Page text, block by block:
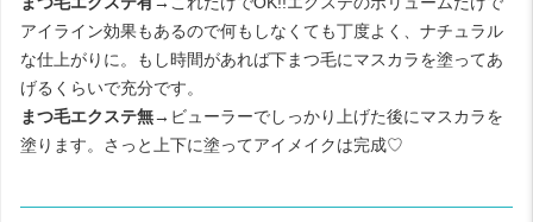
アイライン効果もあるので何もしなくても丁度よく、ナチュラル
な仕上がりに。もし時間があれば下まつ毛にマスカラを塗ってあ
げるくらいで充分です。
まつ毛エクステ無→ ビューラーでしっかり上げた後にマスカラを
塗ります。さっと上下に塗ってアイメイクは完成♡